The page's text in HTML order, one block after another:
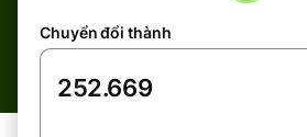
Chuyển đổi thành